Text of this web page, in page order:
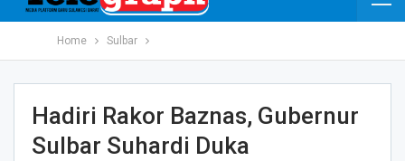
Home Sulbar
Hadiri Rakor Baznas, Gubernur
Sulbar Suhardi Duka